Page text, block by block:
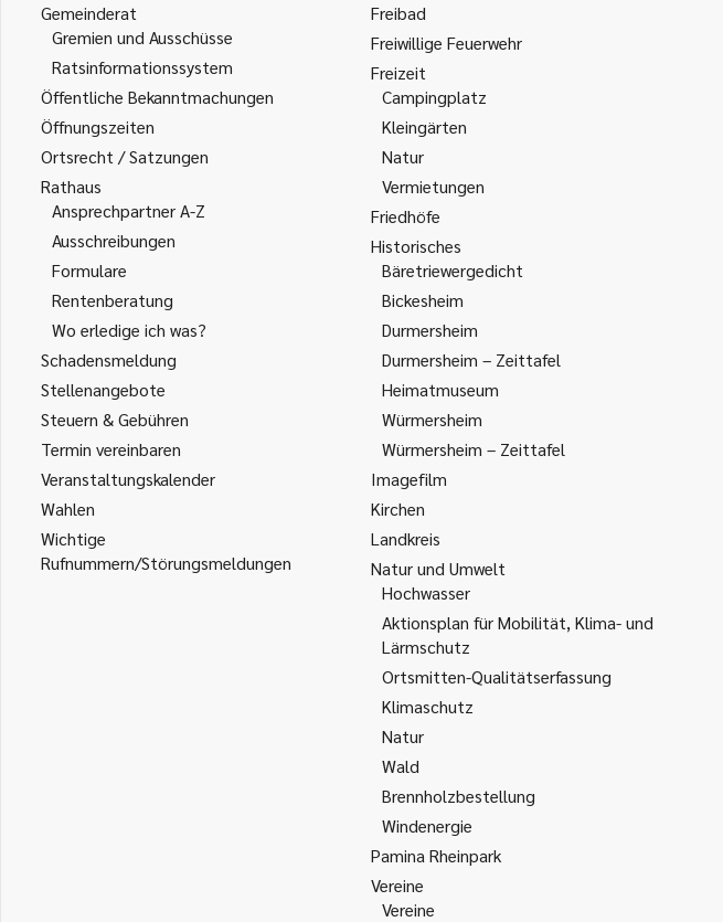
Gemeinderat
Gremien und Ausschüsse
Ratsinformationssystem
Öffentliche Bekanntmachungen
Öffnungszeiten
Ortsrecht / Satzungen
Rathaus
Ansprechpartner A-Z
Ausschreibungen
Formulare
Rentenberatung
Wo erledige ich was?
Schadensmeldung
Stellenangebote
Steuern & Gebühren
Termin vereinbaren
Veranstaltungskalender
Wahlen
Wichtige
Rufnummern/Störungsmeldungen
Freibad
Freiwillige Feuerwehr
Freizeit
Campingplatz
Kleingärten
Natur
Vermietungen
Friedhöfe
Historisches
Bäretriewergedicht
Bickesheim
Durmersheim
Durmersheim – Zeittafel
Heimatmuseum
Würmersheim
Würmersheim – Zeittafel
Imagefilm
Kirchen
Landkreis
Natur und Umwelt
Hochwasser
Aktionsplan für Mobilität, Klima- und
Lärmschutz
Ortsmitten-Qualitätserfassung
Klimaschutz
Natur
Wald
Brennholzbestellung
Windenergie
Pamina Rheinpark
Vereine
Vereine